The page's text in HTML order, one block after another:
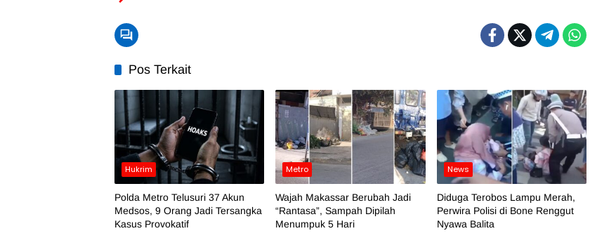
Pos Terkait
Hukrim
Polda Metro Telusuri 37 Akun
Medsos, 9 Orang Jadi Tersangka
Kasus Provokatif
Metro
Wajah Makassar Berubah Jadi
“Rantasa”, Sampah Dipilah
Menumpuk 5 Hari
News
Diduga Terobos Lampu Merah,
Perwira Polisi di Bone Renggut
Nyawa Balita